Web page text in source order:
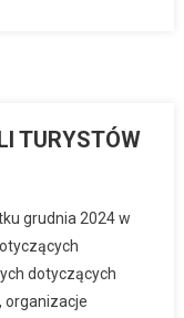
TURYSTÓW
grudnia 2024 w
dotyczących
organizacje